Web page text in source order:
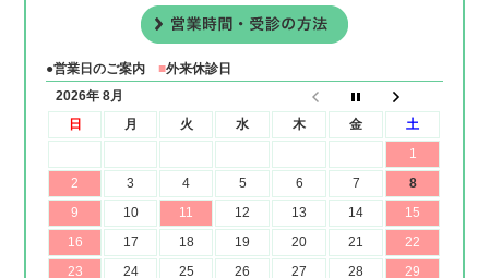
●営業日のご案内■外来休診日